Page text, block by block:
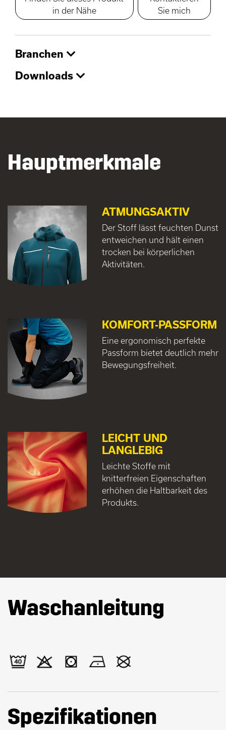
in der Nähe
Sie mich
Branchen
Downloads
Hauptmerkmale
ATMUNGSAKTIV
Der Stoff lässt feuchten Dunst
entweichen und hält einen
trocken bei körperlichen
Aktivitäten.
KOMFORT-PASSFORM
Eine ergonomisch perfekte
Passform bietet deutlich mehr
Bewegungsfreiheit.
LEICHT UND
LANGLEBIG
Leichte Stoffe mit
knitterfreien Eigenschaften
erhöhen die Haltbarkeit des
Produkts.
Waschanleitung
Spezifikationen